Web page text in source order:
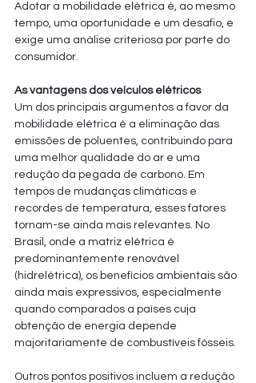
Adotar a mobilidade elétrica é, ao mesmo
tempo, uma oportunidade e um desafio, e
exige uma análise criteriosa por parte do
consumidor.
As vantagens dos veículos elétricos
Um dos principais argumentos a favor da
mobilidade elétrica é a eliminação das
emissões de poluentes, contribuindo para
uma melhor qualidade do ar e uma
redução da pegada de carbono. Em
tempos de mudanças climáticas e
recordes de temperatura, esses fatores
tornam-se ainda mais relevantes. No
Brasil, onde a matriz elétrica é
predominantemente renovável
(hidrelétrica), os benefícios ambientais são
ainda mais expressivos, especialmente
quando comparados a países cuja
obtenção de energia depende
majoritariamente de combustíveis fósseis.
Outros pontos positivos incluem a redução